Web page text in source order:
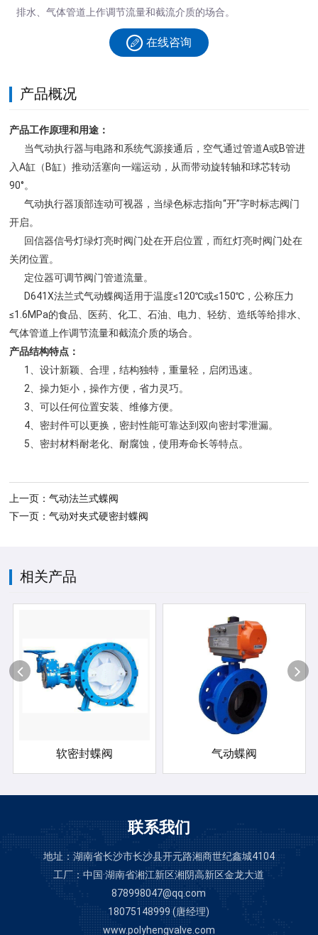
排水、气体管道上作调节流量和截流介质的场合。
在线咨询
产品概况
产品工作原理和用途：
当气动执行器与电路和系统气源接通后，空气通过管道A或B管进
入A缸（B缸）推动活塞向一端运动，从而带动旋转轴和球芯转动
90°。
气动执行器顶部连动可视器，当绿色标志指向“开”字时标志阀门
开启。
回信器信号灯绿灯亮时阀门处在开启位置，而红灯亮时阀门处在
关闭位置。
定位器可调节阀门管道流量。
D641X法兰式气动蝶阀适用于温度≤120℃或≤150℃，公称压力
≤1.6MPa的食品、医药、化工、石油、电力、轻纺、造纸等给排水、
气体管道上作调节流量和截流介质的场合。
产品结构特点：
1、设计新颖、合理，结构独特，重量轻，启闭迅速。
2、操力矩小，操作方便，省力灵巧。
3、可以任何位置安装、维修方便。
4、密封件可以更换，密封性能可靠达到双向密封零泄漏。
5、密封材料耐老化、耐腐蚀，使用寿命长等特点。
上一页：气动法兰式蝶阀
下一页：气动对夹式硬密封蝶阀
相关产品
软密封蝶阀 气动蝶阀
联系我们
地址：湖南省长沙市长沙县开元路湘商世纪鑫城4104
工厂：中国·湖南省湘江新区湘阴高新区金龙大道
878998047@qq.com
18075148999 (唐经理)
www.polyhengvalve.com